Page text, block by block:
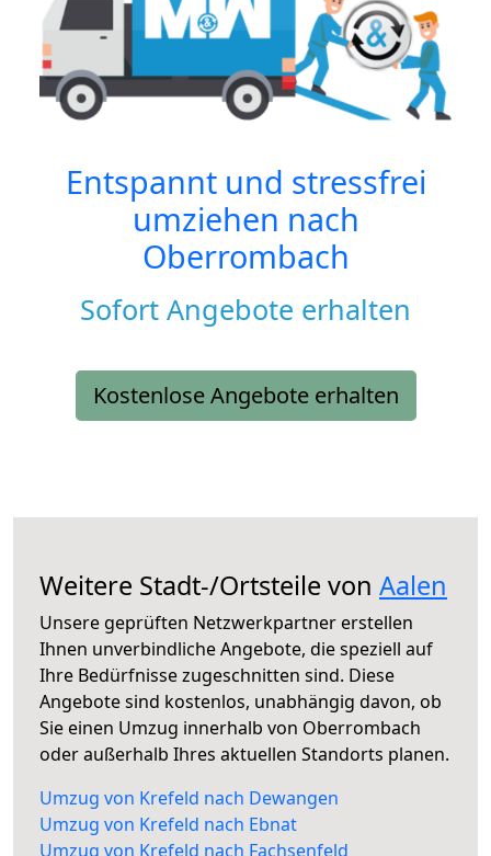
Entspannt und stressfrei
umziehen nach
Oberrombach
Sofort Angebote erhalten
Kostenlose Angebote erhalten
Weitere Stadt-/Ortsteile von Aalen
Unsere geprüften Netzwerkpartner erstellen
Ihnen unverbindliche Angebote, die speziell auf
Ihre Bedürfnisse zugeschnitten sind. Diese
Angebote sind kostenlos, unabhängig davon, ob
Sie einen Umzug innerhalb von Oberrombach
oder außerhalb Ihres aktuellen Standorts planen.
Umzug von Krefeld nach Dewangen
Umzug von Krefeld nach Ebnat
Umzug von Krefeld nach Fachsenfeld